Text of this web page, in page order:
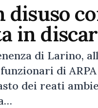
disuso
in
di Larino,
di
dei reati